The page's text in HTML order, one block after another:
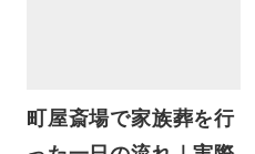
町屋斎場で家族葬を行